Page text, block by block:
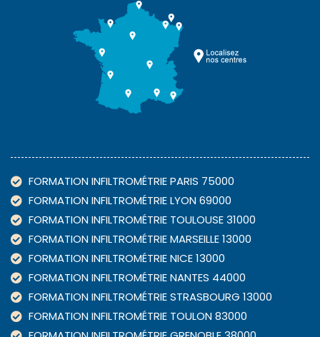
FORMATION INFILTROMÉTRIE PARIS 75000
FORMATION INFILTROMÉTRIE LYON 69000
FORMATION INFILTROMÉTRIE TOULOUSE 31000
FORMATION INFILTROMÉTRIE MARSEILLE 13000
FORMATION INFILTROMÉTRIE NICE 13000
FORMATION INFILTROMÉTRIE NANTES 44000
FORMATION INFILTROMÉTRIE STRASBOURG 13000
FORMATION INFILTROMÉTRIE TOULON 83000